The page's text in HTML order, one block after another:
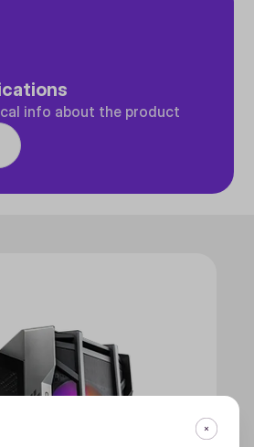
info about the product